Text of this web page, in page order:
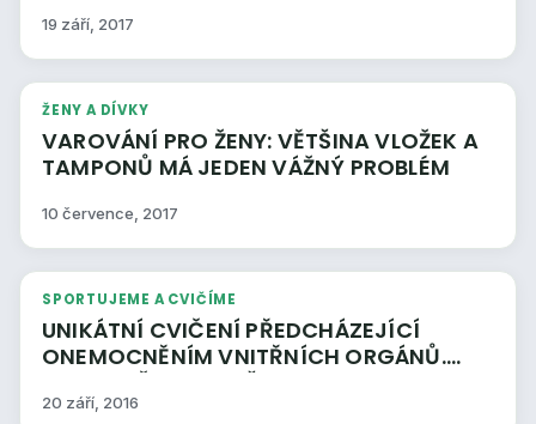
19 září, 2017
ŽENY A DÍVKY
VAROVÁNÍ PRO ŽENY: VĚTŠINA VLOŽEK A
TAMPONŮ MÁ JEDEN VÁŽNÝ PROBLÉM
10 července, 2017
SPORTUJEME A CVIČÍME
UNIKÁTNÍ CVIČENÍ PŘEDCHÁZEJÍCÍ
ONEMOCNĚNÍM VNITŘNÍCH ORGÁNŮ.
20 září, 2016